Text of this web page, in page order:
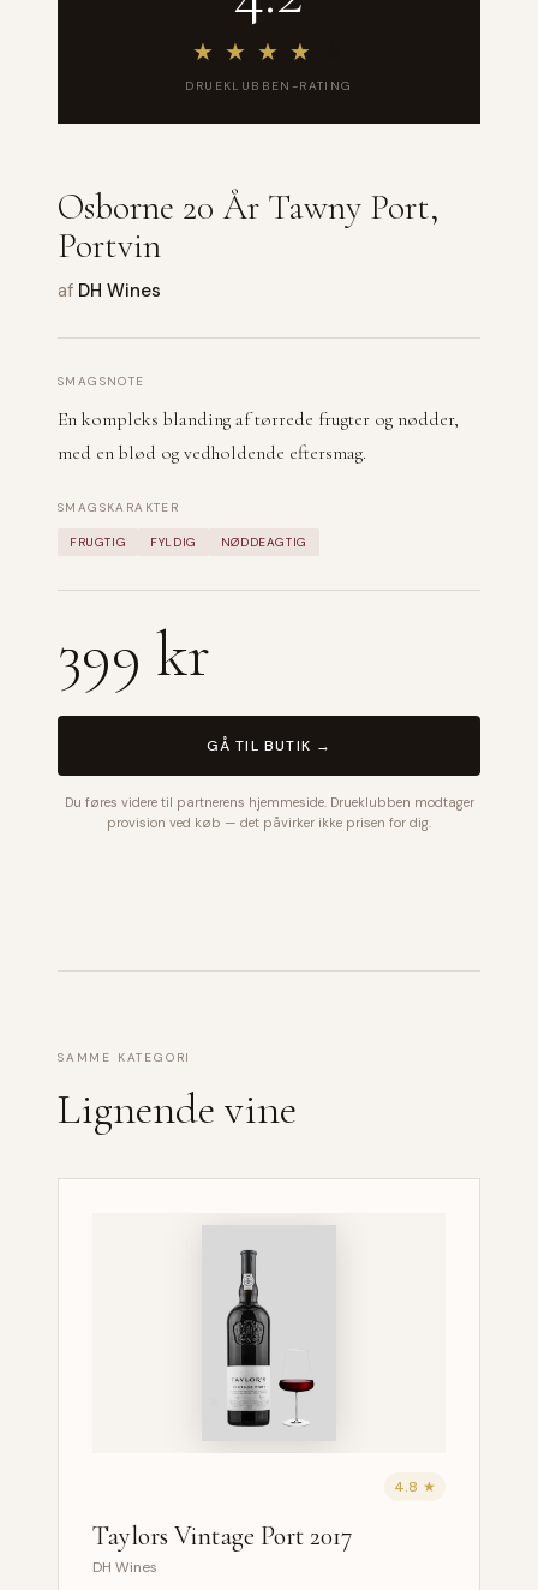
★ ★ ★ ★
DRUEKLUBBEN-RATING
Osborne 20 År Tawny Port,
Portvin
af DH Wines
SMAGSNOTE
En kompleks blanding af tørrede frugter og nødder,
med en blød og vedholdende eftersmag.
SMAGSKARAKTER
FRUGTIG FYLDIG NØDDEAGTIG
399 kr
GÅ TIL BUTIK →
Du føres videre til partnerens hjemmeside. Drueklubben modtager
provision ved køb — det påvirker ikke prisen for dig.
SAMME KATEGORI
Lignende vine
4.8 ★
Taylors Vintage Port 2017
DH Wines